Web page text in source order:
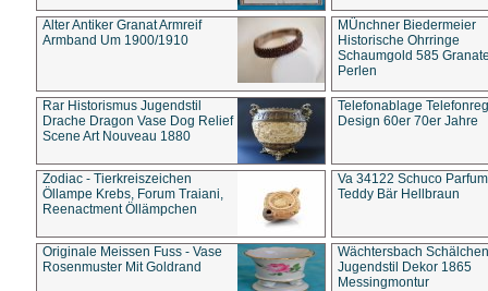
Alter Antiker Granat Armreif
Armband Um 1900/1910
MÜnchner Biedermeier
Historische Ohrringe
Schaumgold 585
Perlen
Rar Historismus Jugendstil
Drache Dragon Vase Dog Relief
Scene Art Nouveau 1880
Telefonablage
Design 60er 70er Jahre
Zodiac - Tierkreiszeichen
Öllampe Krebs, Forum Traiani,
Reenactment Öllämpchen
Va 34122 Schuco
Teddy Bär Hellbraun
Originale Meissen Fuss - Vase
Rosenmuster Mit Goldrand
Wächtersbach Schälchen
Jugendstil Dekor 1865
Messingmontur